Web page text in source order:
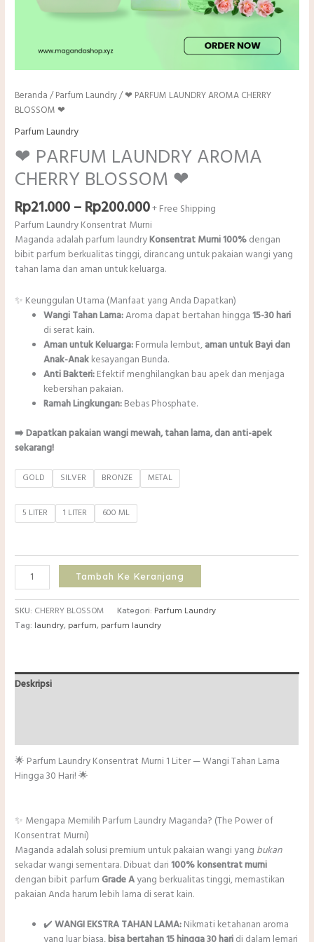
Beranda /Parfum Laundry/ ❤ PARFUM LAUNDRY AROMA CHERRY
BLOSSOM ❤
Parfum Laundry
❤ PARFUM LAUNDRY AROMA
CHERRY BLOSSOM ❤
Rp21.000–Rp200.000Rentang
harga:
Rp21.000
hingga
Rp200.000
+ Free Shipping
Parfum Laundry Konsentrat Murni
Maganda adalah parfum laundryKonsentrat Murni 100%dengan
bibit parfum berkualitas tinggi, dirancang untuk pakaian wangi yang
tahan lama dan aman untuk keluarga.
✨ Keunggulan Utama (Manfaat yang Anda Dapatkan)
Wangi Tahan Lama:Aroma dapat bertahan hingga15-30 hari
di serat kain.
Aman untuk Keluarga:Formula lembut,aman untuk Bayi dan
Anak-Anakkesayangan Bunda.
Anti Bakteri:Efektif menghilangkan bau apek dan menjaga
kebersihan pakaian.
Ramah Lingkungan:Bebas Phosphate.
➡️ Dapatkan pakaian wangi mewah, tahan lama, dan anti-apek
sekarang!
GOLD SILVER BRONZE METAL
5 LITER 1 LITER 600 ML
Kuantitas
❤
PARFUM
LAUNDRY
AROMA
❤
Tambah Ke Keranjang
SKU: CHERRY BLOSSOM Kategori: Parfum Laundry
Tag: laundry, parfum, parfum laundry
Deskripsi
🌟 Parfum Laundry Konsentrat Murni 1 Liter — Wangi Tahan Lama
Hingga 30 Hari! 🌟
✨ Mengapa Memilih Parfum Laundry Maganda? (The Power of
Konsentrat Murni)
Maganda adalah solusi premium untuk pakaian wangi yang bukan
sekadar wangi sementara. Dibuat dari100% konsentrat murni
dengan bibit parfumGrade Ayang berkualitas tinggi, memastikan
pakaian Anda harum lebih lama di serat kain.
✔️WANGI EKSTRA TAHAN LAMA:Nikmati ketahanan aroma